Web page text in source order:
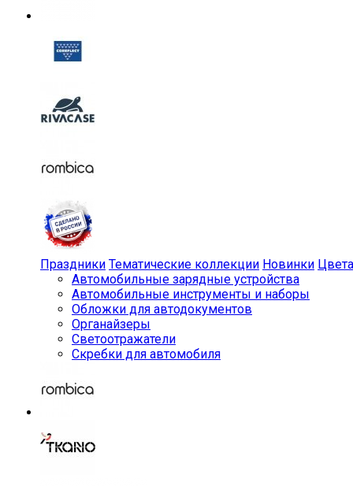
Праздники Тематические коллекции Новинки Цвета
Автомобильные зарядные устройства
Автомобильные инструменты и наборы
Обложки для автодокументов
Органайзеры
Светоотражатели
Скребки для автомобиля